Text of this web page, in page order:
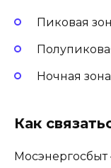
Пиковая
Ночная
Как